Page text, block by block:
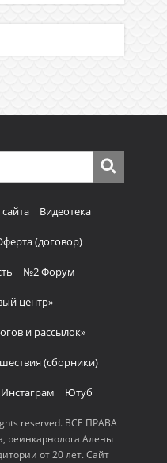
Видеотека
(договор)
№2 Форум
центр»
и рассылок»
(сборники)
Инстаграм Ютуб
reserved. ВСЕ ПРАВА
Алены
от 20 лет. Сайт